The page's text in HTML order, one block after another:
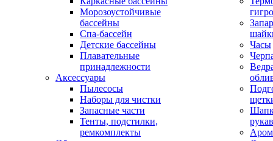
Морозоустойчивые
бассейны
Спа-бассейн
Детские бассейны
Плавательные
принадлежности
Аксессуары
Пылесосы
Наборы для чистки
Запасные части
Тенты, подстилки,
ремкомплекты
Часы